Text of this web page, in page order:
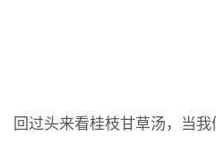
回过头来看桂枝甘草汤，当